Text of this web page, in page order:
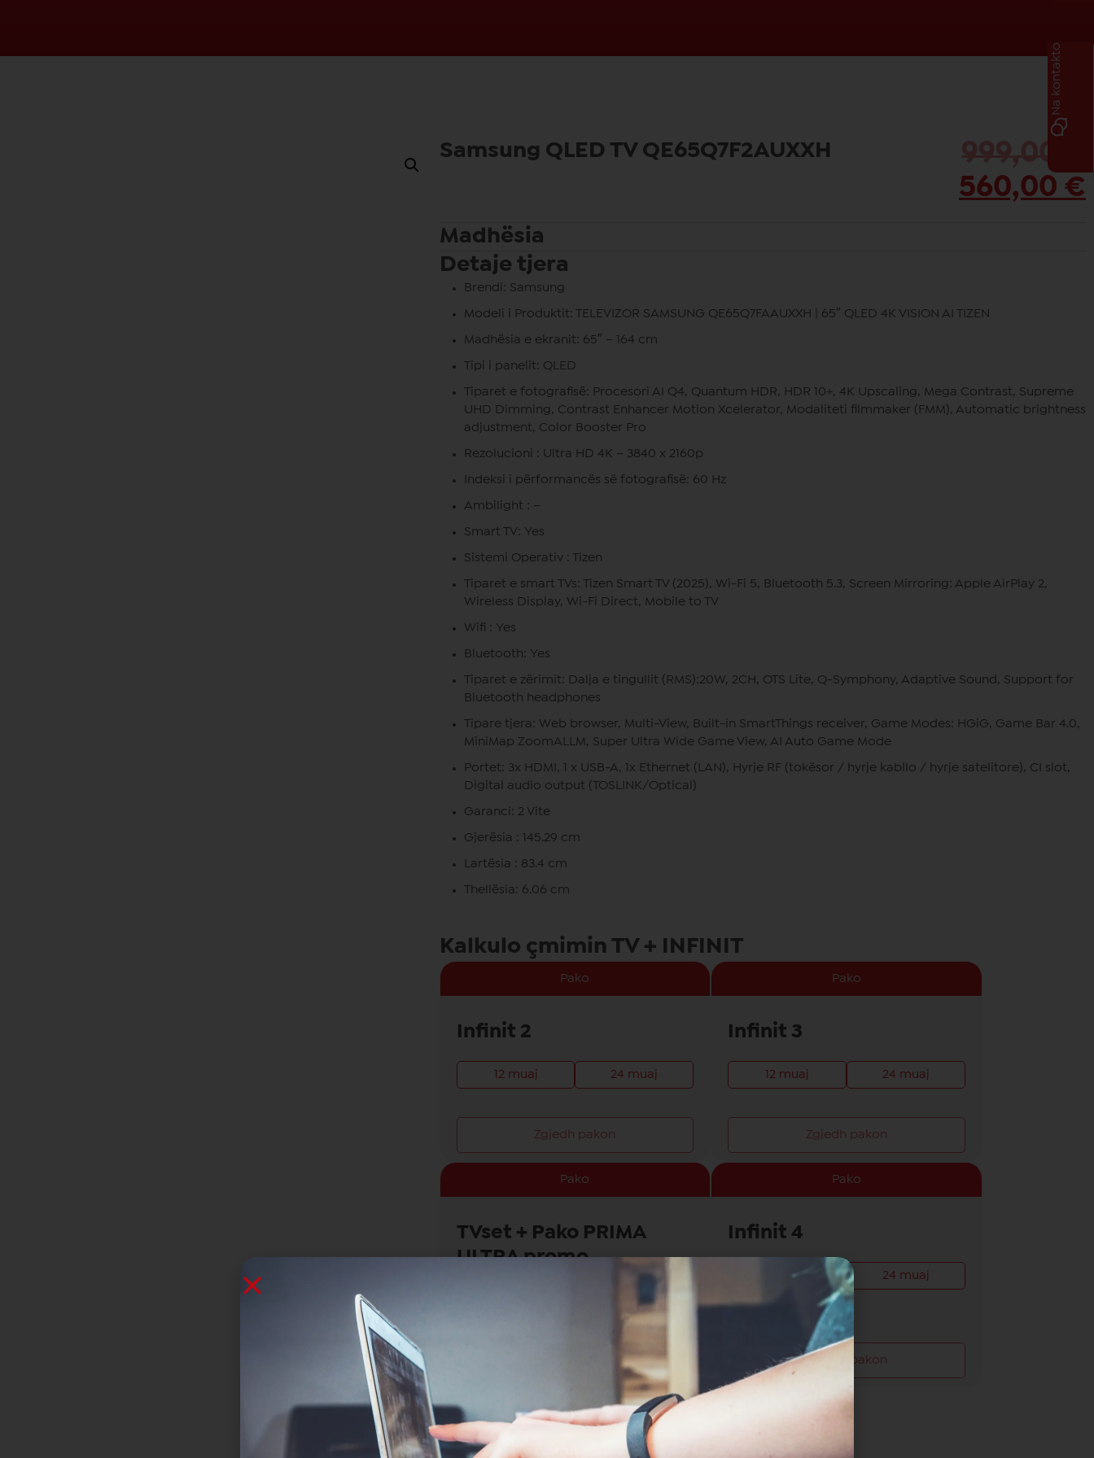
Samsung QLED TV QE65Q7F2AUXXH
560,00 €
Madhësia
Detaje tjera
Brendi: Samsung
Modeli i Produktit: TELEVIZOR SAMSUNG QE65Q7FAAUXXH | 65″ QLED 4K VISION AI TIZEN
Madhësia e ekranit: 65″ – 164 cm
Tipi i panelit: QLED
Tiparet e fotografisë: Procesori AI Q4, Quantum HDR, HDR 10+, 4K Upscaling, Mega Contrast, Supreme
UHD Dimming, Contrast Enhancer Motion Xcelerator, Modaliteti filmmaker (FMM), Automatic brightness
adjustment, Color Booster Pro
Rezolucioni : Ultra HD 4K – 3840 x 2160p
Indeksi i përformancës së fotografisë: 60 Hz
Ambilight : –
Smart TV: Yes
Sistemi Operativ : Tizen
Tiparet e smart TVs: Tizen Smart TV (2025), Wi-Fi 5, Bluetooth 5.3, Screen Mirroring: Apple AirPlay 2,
Wireless Display, Wi-Fi Direct, Mobile to TV
Wifi : Yes
Bluetooth: Yes
Tiparet e zërimit: Dalja e tingullit (RMS):20W, 2CH, OTS Lite, Q-Symphony, Adaptive Sound, Support for
Bluetooth headphones
Tipare tjera: Web browser, Multi-View, Built-in SmartThings receiver, Game Modes: HGiG, Game Bar 4.0,
MiniMap ZoomALLM, Super Ultra Wide Game View, AI Auto Game Mode
Portet: 3x HDMI, 1 x USB-A, 1x Ethernet (LAN), Hyrje RF (tokësor / hyrje kabllo / hyrje satelitore), CI slot,
Digital audio output (TOSLINK/Optical)
Garanci: 2 Vite
Gjerësia : 145.29 cm
Lartësia : 83.4 cm
Thellësia: 6.06 cm
Kalkulo çmimin TV + INFINIT
Pako
Infinit 2
12 muaj 24 muaj
Zgjedh pakon
Pako
Infinit 3
12 muaj 24 muaj
Zgjedh pakon
Pako
TVset + Pako PRIMA
ULTRA promo
24 muaj
Pako
Infinit 4
12 muaj 24 muaj
Zgjedh pakon
Na kontakto